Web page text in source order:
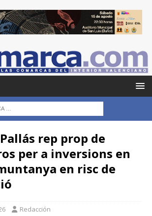
rep prop de
per a inversions en
en risc de
Redacción